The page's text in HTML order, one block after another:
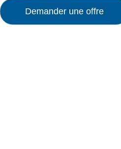
Demander une offre